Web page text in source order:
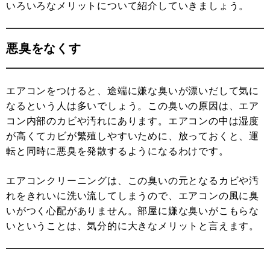
いろいろなメリットについて紹介していきましょう。
悪臭をなくす
エアコンをつけると、途端に嫌な臭いが漂いだして気に
なるという人は多いでしょう。この臭いの原因は、エア
コン内部のカビや汚れにあります。エアコンの中は湿度
が高くてカビが繁殖しやすいために、放っておくと、運
転と同時に悪臭を発散するようになるわけです。
エアコンクリーニングは、この臭いの元となるカビや汚
れをきれいに洗い流してしまうので、エアコンの風に臭
いがつく心配がありません。部屋に嫌な臭いがこもらな
いということは、気分的に大きなメリットと言えます。